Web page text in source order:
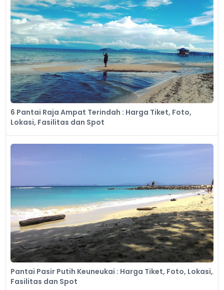
6 Pantai Raja Ampat Terindah : Harga Tiket, Foto,
Lokasi, Fasilitas dan Spot
Pantai Pasir Putih Keuneukai : Harga Tiket, Foto, Lokasi,
Fasilitas dan Spot